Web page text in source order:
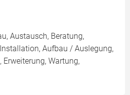
Austausch, Beratung,
Aufbau / Auslegung,
Wartung,